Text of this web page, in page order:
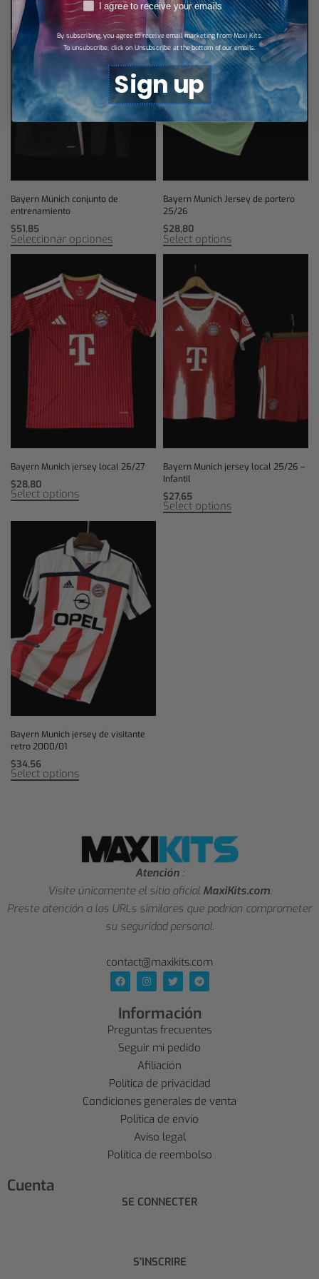
Bayern Múnich conjunto de
entrenamiento
$51,85
Seleccionar opciones
Bayern Munich Jersey de portero
25/26
$28,80
Select options
Bayern Munich jersey local 26/27
$28,80
Select options
Bayern Munich jersey local 25/26 –
Infantil
$27,65
Select options
Bayern Munich jersey de visitante
retro 2000/01
$34,56
Select options
Atención :
Visite únicamente el sitio oficial MaxiKits.com.
Preste atención a las URLs similares que podrían comprometer
su seguridad personal.
contact@maxikits.com
Información
Preguntas frecuentes
Seguir mi pedido
Afiliación
Política de privacidad
Condiciones generales de venta
Política de envío
Aviso legal
Política de reembolso
Cuenta
SE CONNECTER
S'INSCRIRE
RGPDI agree to receive your emails
By subscribing, you agree to receive email marketing from Maxi Kits.
To unsubscribe, click on Unsubscribe at the bottom of our emails.
Sign up